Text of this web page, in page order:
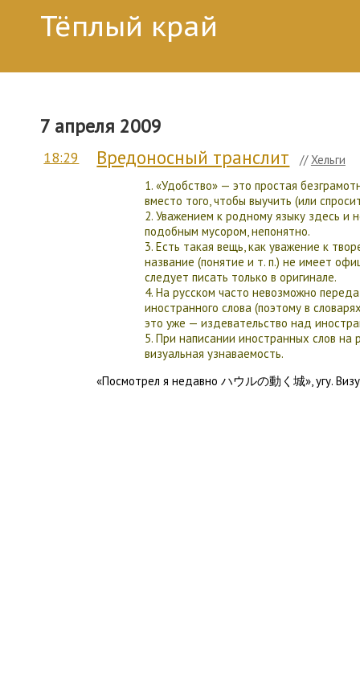
Тёплый край
7 апреля 2009
18:29 Вредоносный транслит //Хельги
1. «Удобство» — это простая
вместо того, чтобы выучить (или
2. Уважением к родному языку здесь и
подобным мусором, непонятно.
3. Есть такая вещь, как уважение к
название (понятие и т. п.) не имеет
следует писать только в оригинале.
4. На русском часто невозможно
иностранного слова (поэтому в
это уже — издевательство над
5. При написании иностранных слов на
визуальная узнаваемость.
«Посмотрел я недавно ハウルの動く城», угу.